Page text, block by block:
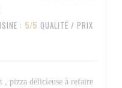
: 5/5 QUALITÉ / PRIX
, pizza délicieuse à refaire